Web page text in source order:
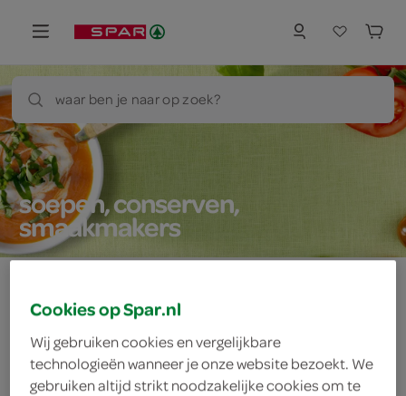
waar ben je naar op zoek?
soepen, conserven,
smaakmakers
Let op: aanbiedingen zijn niet zichtbaar bij de
producten, maar worden wél automatisch
verwerkt in de winkelmand.
Cookies op Spar.nl
Wij gebruiken cookies en vergelijkbare
technologieën wanneer je onze website bezoekt. We
gebruiken altijd strikt noodzakelijke cookies om te